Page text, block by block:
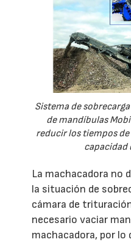
Sistema de
de mandíbulas
reducir los tiempos
La machacadora no
la situación de
cámara de
necesario vaciar
machacadora, por lo